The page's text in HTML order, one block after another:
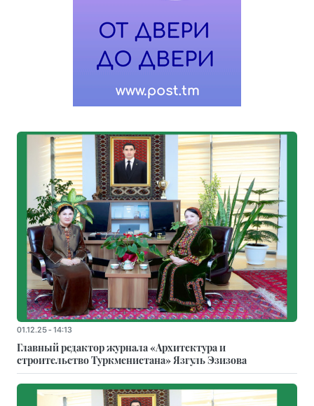
01.12.25 - 14:13
Главный редактор журнала «Архитектура и
строительство Туркменистана» Язгуль Эзизова